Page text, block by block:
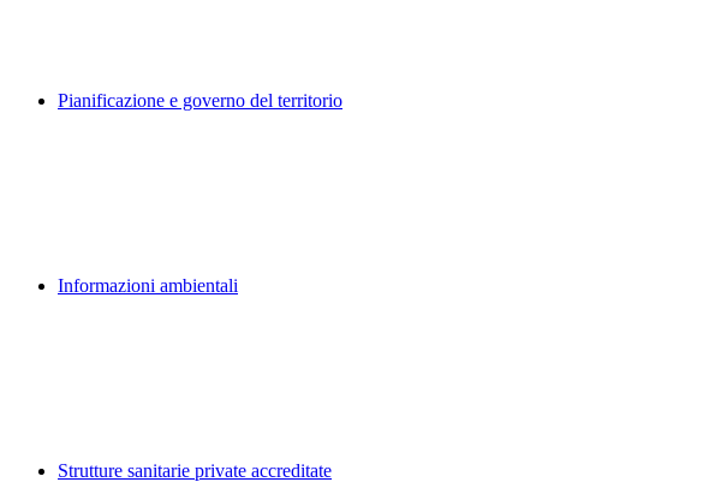
Pianificazione e governo del territorio
Informazioni ambientali
Strutture sanitarie private accreditate